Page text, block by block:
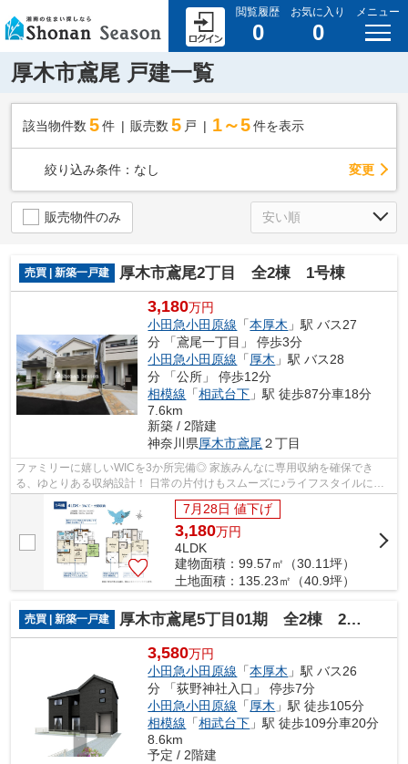
閲覧履歴
0
お気に入り
0
メニュー
厚木市鳶尾 戸建一覧
該当物件数 5件 販売数 5 戸 1～5 件を表示
絞り込み条件： なし 変更
販売物件のみ
売買 | 新築一戸建 厚木市鳶尾2丁目 全2棟 1号棟
3,180万円
小田急小田原線 「本厚木 」駅 バス27
分 「鳶尾一丁目」 停歩3分
小田急小田原線 「厚木 」駅 バス28
分 「公所」 停歩12分
相模線 「相武台下 」駅 徒歩87分車18分
7.6km
新築 / 2階建
神奈川県厚木市鳶尾２丁目
ファミリーに嬉しいWICを3か所完備◎ 家族みんなに専用収納を確保でき
る、ゆとりある収納設計！ 日常の片付けもスムーズに♪ライフスタイルに合
わせた使い分けが可能！ 収納ニーズにしっ...
7月28日 値下げ
3,180万円
4LDK
建物面積：99.57㎡（30.11坪）
土地面積：135.23㎡（40.9坪）
売買 | 新築一戸建 厚木市鳶尾5丁目01期 全2棟 2号棟
3,580万円
小田急小田原線 「本厚木 」駅 バス26
分 「荻野神社入口」 停歩7分
小田急小田原線 「厚木 」駅 徒歩105分
相模線 「相武台下 」駅 徒歩109分車20分
8.6km
予定 / 2階建